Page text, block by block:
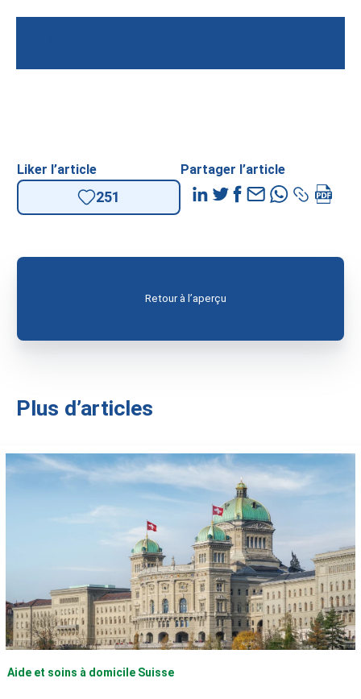
Liker l’article
251
Partager l’article
Retour à l’aperçu
Plus d’articles
Aide et soins à domicile Suisse